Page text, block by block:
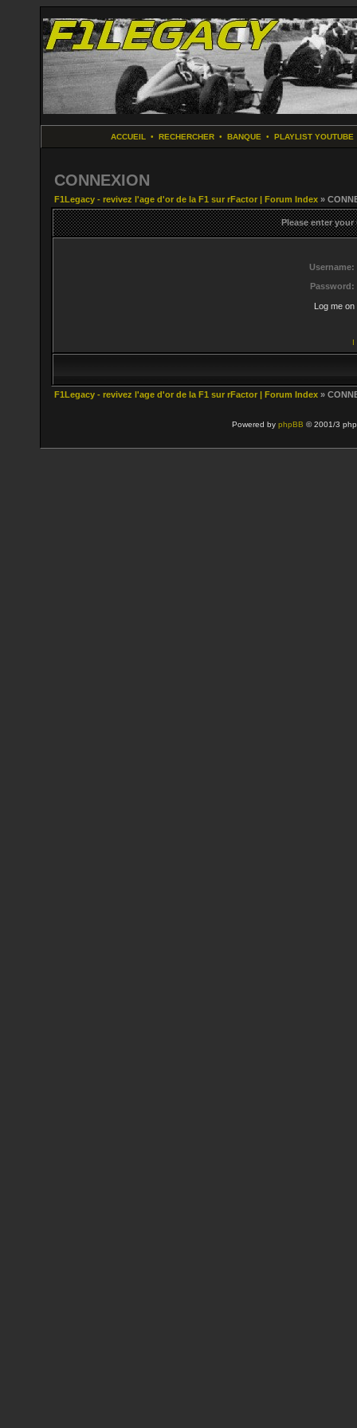
ACCUEIL • RECHERCHER• BANQUE • PLAYLIST YOUTUBE
CONNEXION
F1Legacy - revivez l'age d'or de la F1 sur rFactor | Forum Index »
Please enter
Username:
Password:
Log me
I
F1Legacy - revivez l'age d'or de la F1 sur rFactor | Forum Index »
Powered by phpBB © 2001/3